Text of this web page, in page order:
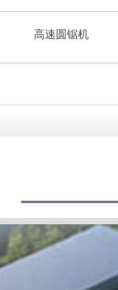
高速圆锯机